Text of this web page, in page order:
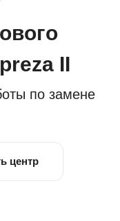
II
по замене
центр